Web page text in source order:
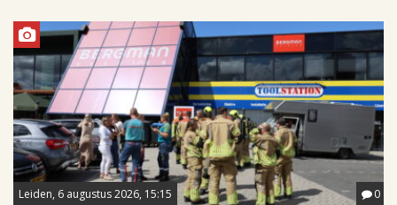
Leiden, 6 augustus 2026, 15:15 0